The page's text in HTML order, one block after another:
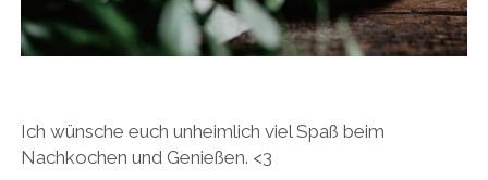
Ich wünsche euch unheimlich viel Spaß beim
Nachkochen und Genießen. <3